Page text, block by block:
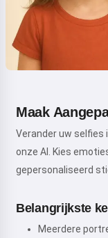
Maak
Verander uw
onze AI. Kies
gepersonaliseerd
Belangrijkste
Meerdere